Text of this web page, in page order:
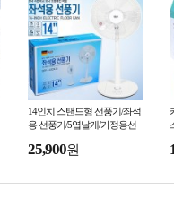
14인치 스탠드형 선풍기/좌석
용 선풍기/5엽날개/가정용선
판촉물
25,900원